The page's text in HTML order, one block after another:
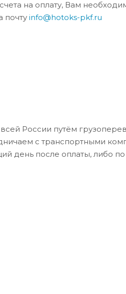
на оплату, Вам
почту info@hotoks-pkf.ru
России путём
с транспортными
день после оплаты, либо